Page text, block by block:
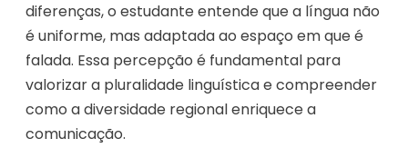
diferenças, o estudante entende que a língua não
é uniforme, mas adaptada ao espaço em que é
falada. Essa percepção é fundamental para
valorizar a pluralidade linguística e compreender
como a diversidade regional enriquece a
comunicação.